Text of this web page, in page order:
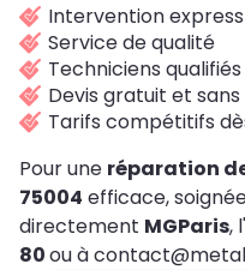
Intervention
Service de qualité
Techniciens qualifiés
Devis gratuit et
Tarifs compétitifs
Pour une réparation
75004 efficace,
directement MGParis,
80ou à